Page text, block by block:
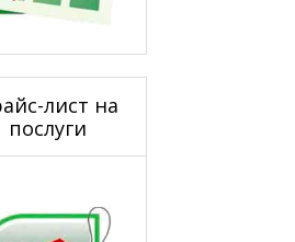
лист на
послуги